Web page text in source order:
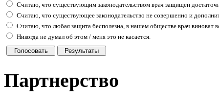
Считаю, что существующим законодательством врач защищен
Считаю, что существующее законодательство не совершенно и
Считаю, что любая защита бесполезна, в нашем обществе врач виноват
Никогда не думал об этом / меня это не касается.
Партнерство